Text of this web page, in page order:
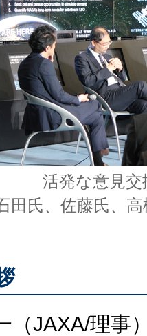
活発な意見
田氏、佐藤氏、
（JAXA/理事